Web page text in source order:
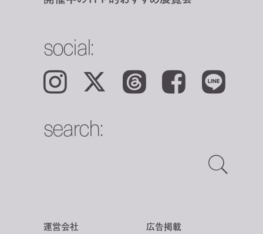
social:
Instagram 𝕏 Threads Facebook LINE
search:
運営会社
広告掲載